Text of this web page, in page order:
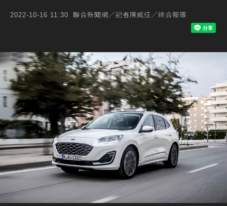
2022-10-16 11:30 聯合新聞網／記者陳威任／綜合報導